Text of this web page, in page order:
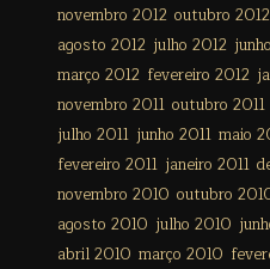
novembro 2012 outubro 2012
agosto 2012 julho 2012
março 2012 fevereiro 2012
novembro 2011 outubro 2011
julho 2011 junho 2011 maio
fevereiro 2011 janeiro 2011
novembro 2010 outubro
agosto 2010 julho 2010
abril 2010 março 2010